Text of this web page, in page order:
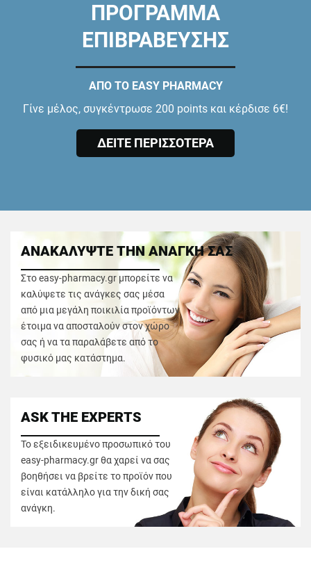
ΠΡΟΓΡΑΜΜΑ
ΕΠΙΒΡΑΒΕΥΣΗΣ
ΑΠΟ ΤΟ EASY PHARMACY
Γίνε μέλος, συγκέντρωσε 200 points και κέρδισε 6€!
ΔΕΙΤΕ ΠΕΡΙΣΣΟΤΕΡΑ
ΑΝΑΚΑΛΥΨΤΕ ΤΗΝ ΑΝΑΓΚΗ ΣΑΣ
Στο easy-pharmacy.gr μπορείτε να
καλύψετε τις ανάγκες σας μέσα
από μια μεγάλη ποικιλία προϊόντων
έτοιμα να αποσταλούν στον χώρο
σας ή να τα παραλάβετε από το
φυσικό μας κατάστημα.
ASK THE EXPERTS
Το εξειδικευμένο προσωπικό του
easy-pharmacy.gr θα χαρεί να σας
βοηθήσει να βρείτε το προϊόν που
είναι κατάλληλο για την δική σας
ανάγκη.